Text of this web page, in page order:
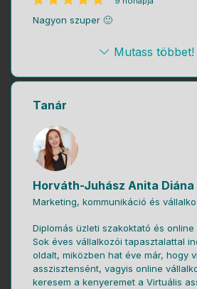
Nagyon szuper 🙂
Mutass többet!
Tanár
Horváth-Juhász Anita Diána
Marketing, kommunikáció és
Diplomás üzleti szakoktató és
Sok éves vállalkozói tapasztalattal
oldalt, miközben hat éve már, hogy
asszisztensént, vagyis online
keresem a kenyeremet a Virtuális